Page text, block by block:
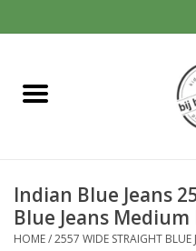
Home
Baby
Jongens
Indian Blue Jeans
Blue Jeans
HOME/2557 WIDE STRAIGHT BLUE